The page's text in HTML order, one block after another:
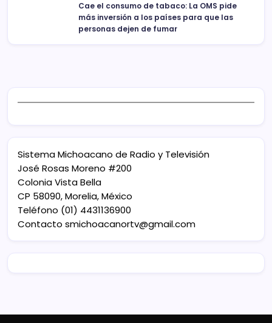
Cae el consumo de tabaco: La OMS pide
más inversión a los países para que las
personas dejen de fumar
Sistema Michoacano de Radio y Televisión
José Rosas Moreno #200
Colonia Vista Bella
CP 58090, Morelia, México
Teléfono (01) 4431136900
Contacto smichoacanortv@gmail.com